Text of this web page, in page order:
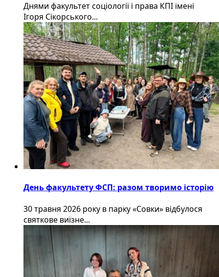
Днями факультет соціології і права КПІ імені
Ігоря Сікорського...
День факультету ФСП: разом творимо історію
30 травня 2026 року в парку «Совки» відбулося
святкове виїзне...